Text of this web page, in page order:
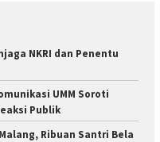
NKRI dan Penentu
UMM Soroti
Publik
Ribuan Santri Bela